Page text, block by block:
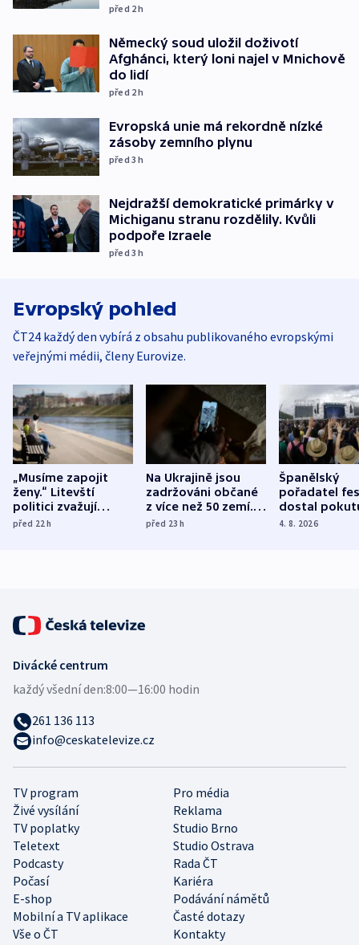
před 2h
Německý soud uložil doživotí
Afghánci, který loni najel v Mnichově
do lidí
před 2h
Evropská unie má rekordně nízké
zásoby zemního plynu
před 3h
Nejdražší demokratické primárky v
Michiganu stranu rozdělily. Kvůli
podpoře Izraele
před 3h
Evropský pohled
ČT24 každý den vybírá z obsahu publikovaného evropskými
veřejnými médii, členy Eurovize.
„Musíme zapojit
ženy.“ Litevští
politici zvažují
dohodu o
před 22h
Na Ukrajině jsou
zadržováni občané
z více než 50 zemí.
Bojovali na straně
před 23h
Španělský
pořadatel
dostal
nekalé
4. 8. 2026
TV program
Pro média
Živé vysílání
Reklama
TV poplatky
Studio Brno
Teletext
Studio Ostrava
Podcasty
Rada ČT
Počasí
Kariéra
E-shop
Podávání námětů
Mobilní a TV aplikace
Časté dotazy
Vše o ČT
Kontakty
Divácké centrum
každý všední den:8:00—16:00 hodin
261 136 113
info@ceskatelevize.cz